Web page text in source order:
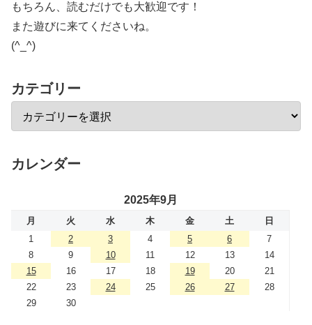
もちろん、読むだけでも大歓迎です！
また遊びに来てくださいね。
(^_^)
カテゴリー
カレンダー
2025年9月
月 火 水 木 金 土
日
1
2 3 4 5 6
7
8
9 10 11 12 13
14
15
16 17 18 19 20
21
22
23 24 25 26 27
28
29
30